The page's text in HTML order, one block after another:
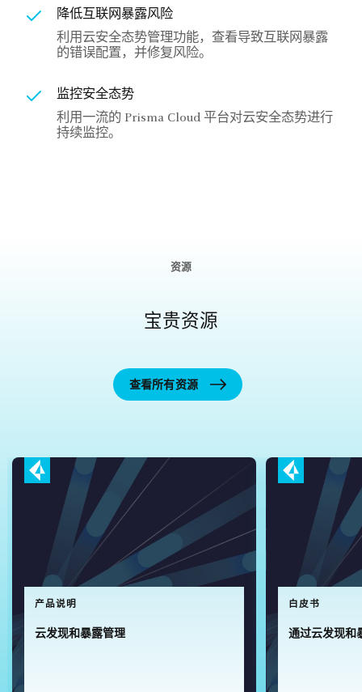
降低互联网暴露风险
利用云安全态势管理功能，查看导致互联网暴露
的错误配置，并修复风险。
监控安全态势
利用一流的 Prisma Cloud 平台对云安全态势进行
持续监控。
资源
宝贵资源
查看所有资源
产品说明
云发现和暴露管理
白皮书
通过云发现和